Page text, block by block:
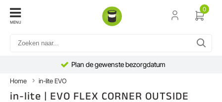
MENU
0
Plan de gewenste bezorgdatum
Home in-lite EVO
in-lite | EVO FLEX CORNER OUTSIDE